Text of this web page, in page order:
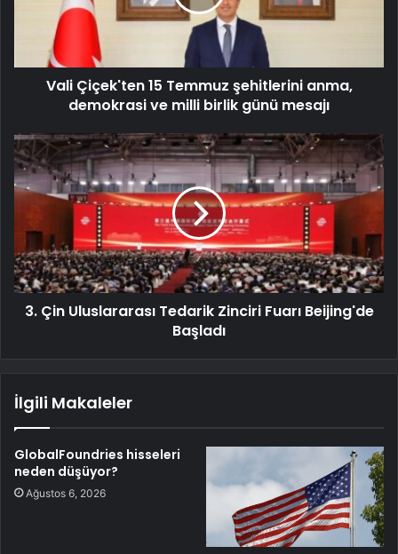
Vali Çiçek'ten 15 Temmuz şehitlerini anma,
demokrasi ve milli birlik günü mesajı
3. Çin Uluslararası Tedarik Zinciri Fuarı Beijing'de
Başladı
İlgili Makaleler
GlobalFoundries hisseleri
neden düşüyor?
Ağustos 6, 2026